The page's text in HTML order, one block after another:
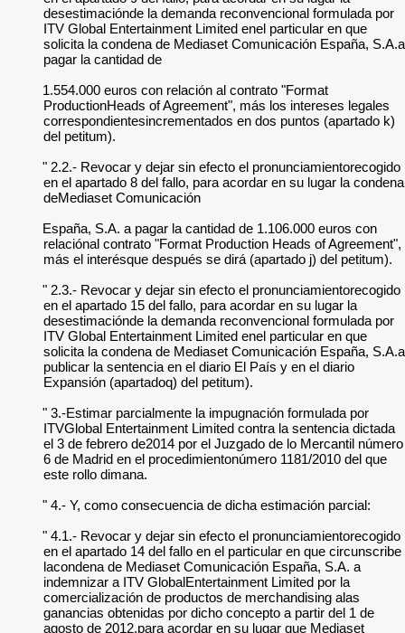
desestimaciónde la demanda reconvencional formulada por
ITV Global Entertainment Limited enel particular en que
solicita la condena de Mediaset Comunicación España, S.A.a
pagar la cantidad de
1.554.000 euros con relación al contrato "Format
ProductionHeads of Agreement", más los intereses legales
correspondientesincrementados en dos puntos (apartado k)
del petitum).
" 2.2.- Revocar y dejar sin efecto el pronunciamientorecogido
en el apartado 8 del fallo, para acordar en su lugar la condena
deMediaset Comunicación
España, S.A. a pagar la cantidad de 1.106.000 euros con
relaciónal contrato "Format Production Heads of Agreement",
más el interésque después se dirá (apartado j) del petitum).
" 2.3.- Revocar y dejar sin efecto el pronunciamientorecogido
en el apartado 15 del fallo, para acordar en su lugar la
desestimaciónde la demanda reconvencional formulada por
ITV Global Entertainment Limited enel particular en que
solicita la condena de Mediaset Comunicación España, S.A.a
publicar la sentencia en el diario El País y en el diario
Expansión (apartadoq) del petitum).
" 3.-Estimar parcialmente la impugnación formulada por
ITVGlobal Entertainment Limited contra la sentencia dictada
el 3 de febrero de2014 por el Juzgado de lo Mercantil número
6 de Madrid en el procedimientonúmero 1181/2010 del que
este rollo dimana.
" 4.- Y, como consecuencia de dicha estimación parcial:
" 4.1.- Revocar y dejar sin efecto el pronunciamientorecogido
en el apartado 14 del fallo en el particular en que circunscribe
lacondena de Mediaset Comunicación España, S.A. a
indemnizar a ITV GlobalEntertainment Limited por la
comercialización de productos de merchandising alas
ganancias obtenidas por dicho concepto a partir del 1 de
agosto de 2012,para acordar en su lugar que Mediaset